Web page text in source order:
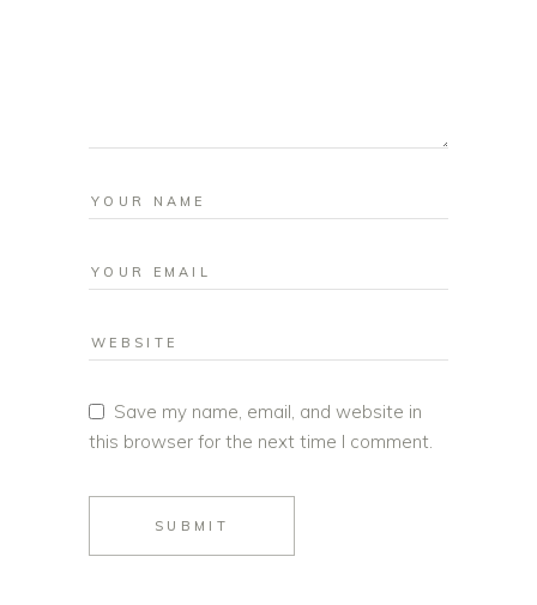
Save my name, email, and website in
this browser for the next time I comment.
SUBMIT